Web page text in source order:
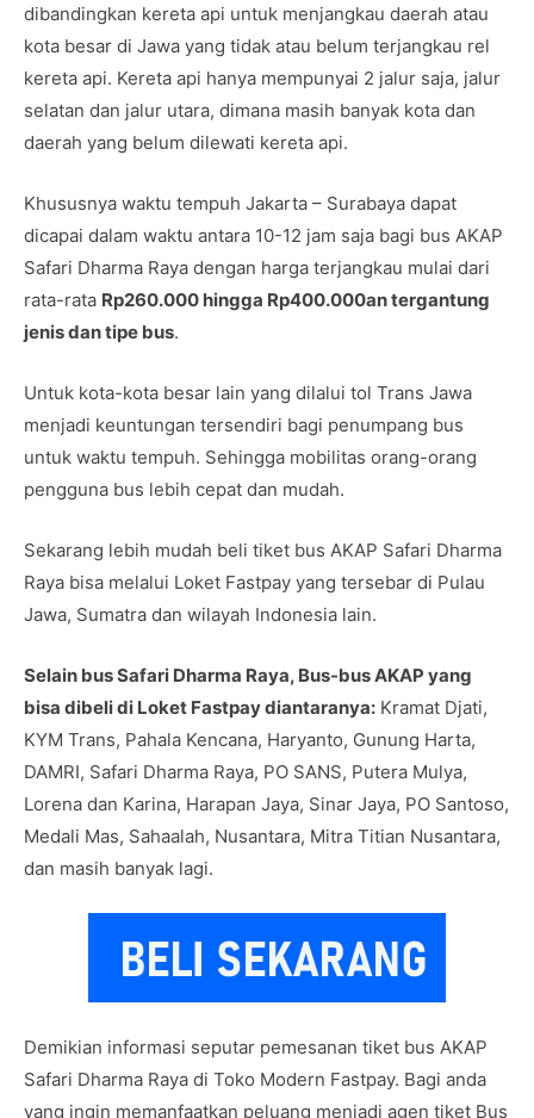
dibandingkan kereta api untuk menjangkau daerah atau
kota besar di Jawa yang tidak atau belum terjangkau rel
kereta api. Kereta api hanya mempunyai 2 jalur saja, jalur
selatan dan jalur utara, dimana masih banyak kota dan
daerah yang belum dilewati kereta api.
Khususnya waktu tempuh Jakarta – Surabaya dapat
dicapai dalam waktu antara 10-12 jam saja bagi bus AKAP
Safari Dharma Raya dengan harga terjangkau mulai dari
rata-rata Rp260.000 hingga Rp400.000an tergantung
jenis dan tipe bus.
Untuk kota-kota besar lain yang dilalui tol Trans Jawa
menjadi keuntungan tersendiri bagi penumpang bus
untuk waktu tempuh. Sehingga mobilitas orang-orang
pengguna bus lebih cepat dan mudah.
Sekarang lebih mudah beli tiket bus AKAP Safari Dharma
Raya bisa melalui Loket Fastpay yang tersebar di Pulau
Jawa, Sumatra dan wilayah Indonesia lain.
Selain bus Safari Dharma Raya, Bus-bus AKAP yang
bisa dibeli di Loket Fastpay diantaranya: Kramat Djati,
KYM Trans, Pahala Kencana, Haryanto, Gunung Harta,
DAMRI, Safari Dharma Raya, PO SANS, Putera Mulya,
Lorena dan Karina, Harapan Jaya, Sinar Jaya, PO Santoso,
Medali Mas, Sahaalah, Nusantara, Mitra Titian Nusantara,
dan masih banyak lagi.
Demikian informasi seputar pemesanan tiket bus AKAP
Safari Dharma Raya di Toko Modern Fastpay. Bagi anda
yang ingin memanfaatkan peluang menjadi agen tiket Bus